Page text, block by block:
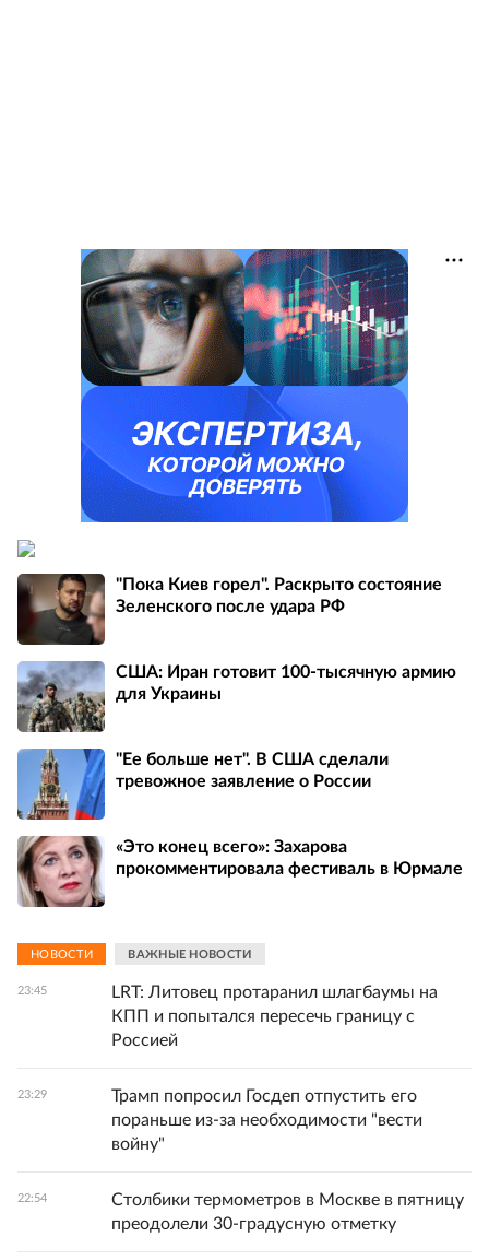
"Пока Киев горел". Раскрыто состояние
Зеленского после удара РФ
США: Иран готовит 100-тысячную армию
для Украины
"Ее больше нет". В США сделали
тревожное заявление о России
«Это конец всего»: Захарова
прокомментировала фестиваль в Юрмале
НОВОСТИ ВАЖНЫЕ НОВОСТИ
23:45
LRT: Литовец протаранил шлагбаумы на
КПП и попытался пересечь границу с
Россией
23:29
Трамп попросил Госдеп отпустить его
пораньше из-за необходимости "вести
войну"
22:54
Столбики термометров в Москве в пятницу
преодолели 30-градусную отметку